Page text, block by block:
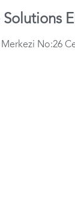
No:26